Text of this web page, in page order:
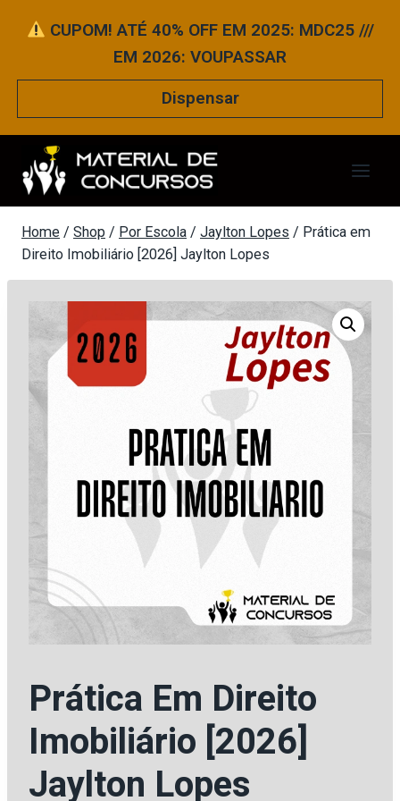
para
CUPOM! ATÉ 40% OFF EM 2025: MDC25 ///
EM 2026: VOUPASSAR
Dispensar
Home / Shop / Por Escola / Jaylton Lopes / Prática em
Direito Imobiliário [2026] Jaylton Lopes
Prática Em Direito
Imobiliário [2026]
Jaylton Lopes